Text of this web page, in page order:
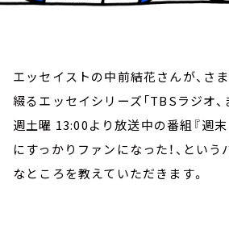
エッセイストの中前結花さんが、さ
綴るエッセイシリーズ「TBSラジオ、
週土曜 13:00より放送中の番組『週
にすっかりファンになった！、とい
なところを教えていただきます。